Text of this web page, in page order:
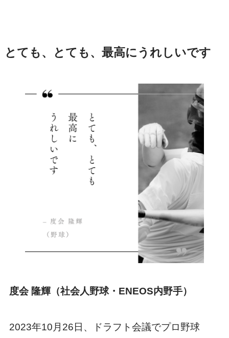
とても、とても、最高にうれしいです
度会 隆輝（社会人野球・ENEOS内野手）
2023年10月26日、ドラフト会議でプロ野球